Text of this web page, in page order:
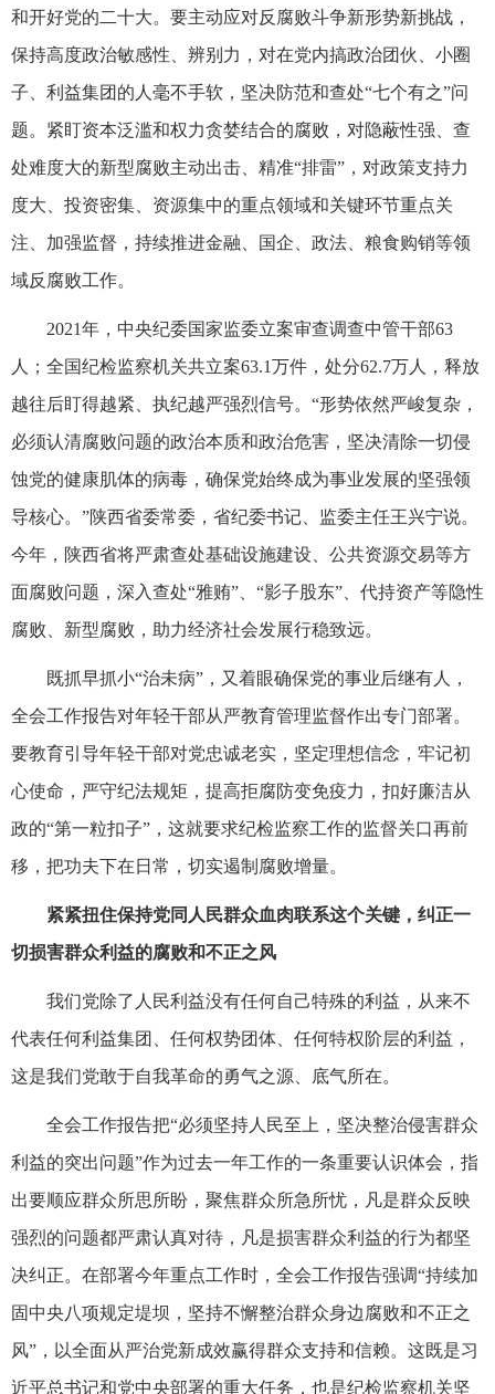
和开好党的二十大。要主动应对反腐败斗争新形势新挑战，
保持高度政治敏感性、辨别力，对在党内搞政治团伙、小圈
子、利益集团的人毫不手软，坚决防范和查处“七个有之”问
题。紧盯资本泛滥和权力贪婪结合的腐败，对隐蔽性强、查
处难度大的新型腐败主动出击、精准“排雷”，对政策支持力
度大、投资密集、资源集中的重点领域和关键环节重点关
注、加强监督，持续推进金融、国企、政法、粮食购销等领
域反腐败工作。
2021年，中央纪委国家监委立案审查调查中管干部63
人；全国纪检监察机关共立案63.1万件，处分62.7万人，释放
越往后盯得越紧、执纪越严强烈信号。“形势依然严峻复杂，
必须认清腐败问题的政治本质和政治危害，坚决清除一切侵
蚀党的健康肌体的病毒，确保党始终成为事业发展的坚强领
导核心。”陕西省委常委，省纪委书记、监委主任王兴宁说。
今年，陕西省将严肃查处基础设施建设、公共资源交易等方
面腐败问题，深入查处“雅贿”、“影子股东”、代持资产等隐性
腐败、新型腐败，助力经济社会发展行稳致远。
既抓早抓小“治未病”，又着眼确保党的事业后继有人，
全会工作报告对年轻干部从严教育管理监督作出专门部署。
要教育引导年轻干部对党忠诚老实，坚定理想信念，牢记初
心使命，严守纪法规矩，提高拒腐防变免疫力，扣好廉洁从
政的“第一粒扣子”，这就要求纪检监察工作的监督关口再前
移，把功夫下在日常，切实遏制腐败增量。
紧紧扭住保持党同人民群众血肉联系这个关键，纠正一
切损害群众利益的腐败和不正之风
我们党除了人民利益没有任何自己特殊的利益，从来不
代表任何利益集团、任何权势团体、任何特权阶层的利益，
这是我们党敢于自我革命的勇气之源、底气所在。
全会工作报告把“必须坚持人民至上，坚决整治侵害群众
利益的突出问题”作为过去一年工作的一条重要认识体会，指
出要顺应群众所思所盼，聚焦群众所急所忧，凡是群众反映
强烈的问题都严肃认真对待，凡是损害群众利益的行为都坚
决纠正。在部署今年重点工作时，全会工作报告强调“持续加
固中央八项规定堤坝，坚持不懈整治群众身边腐败和不正之
风”，以全面从严治党新成效赢得群众支持和信赖。这既是习
近平总书记和党中央部署的重大任务，也是纪检监察机关坚